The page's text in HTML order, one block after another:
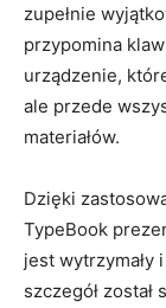
zupełnie
przypomina
urządzenie,​
ale przede
materiałów.
Dzięki​
⁣TypeBook
jest wytrzymały
szczegół